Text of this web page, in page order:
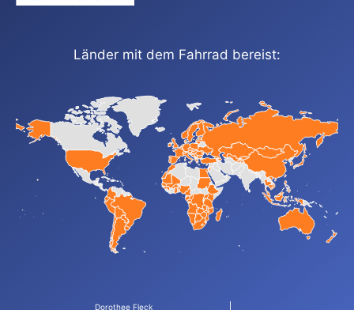
Länder mit dem Fahrrad bereist:
Dorothee Fleck